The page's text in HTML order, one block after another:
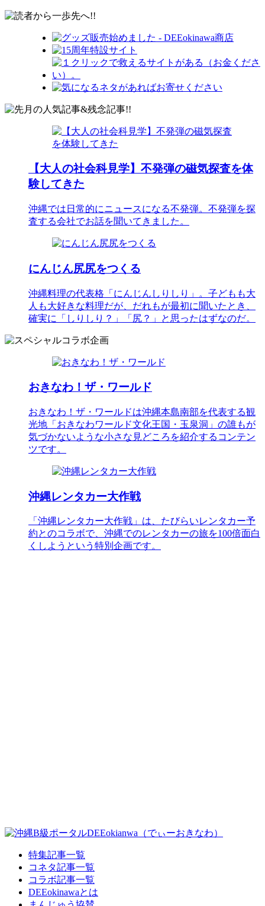
【大人の社会科見学】不発弾の磁気探査を体
験してきた
沖縄では日常的にニュースになる不発弾。不発弾を探
査する会社でお話を聞いてきました。
にんじん尻尻をつくる
沖縄料理の代表格「にんじんしりしり」。子どもも大
人も大好きな料理だが、だれもが最初に聞いたとき、
確実に「しりしり？」「尻？」と思ったはずなのだ。
おきなわ！ザ・ワールド
おきなわ！ザ・ワールドは沖縄本島南部を代表する観
光地「おきなわワールド文化王国・玉泉洞」の誰もが
気づかないような小さな見どころを紹介するコンテン
ツです。
沖縄レンタカー大作戦
「沖縄レンタカー大作戦」は、たびらいレンタカー予
約とのコラボで、沖縄でのレンタカーの旅を100倍面白
くしようという特別企画です。
特集記事一覧
コネタ記事一覧
コラボ記事一覧
DEEokinawaとは